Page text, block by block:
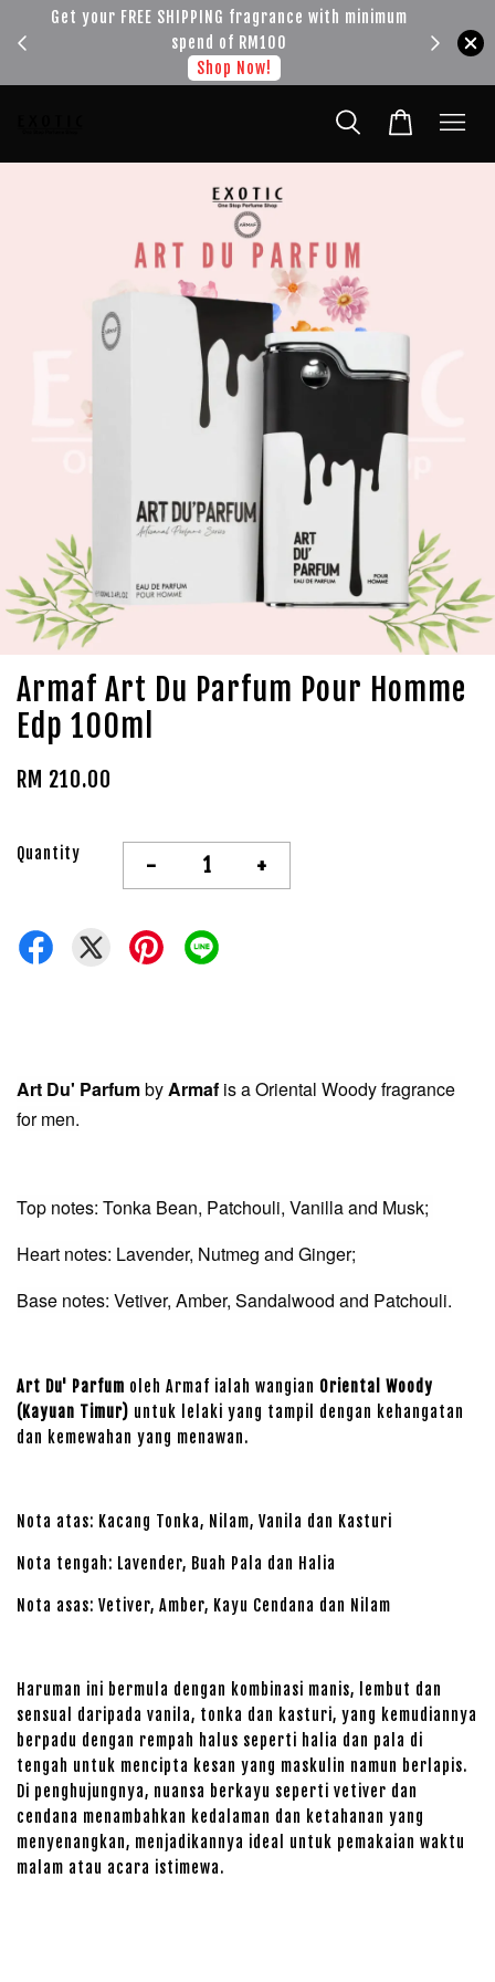
Get your FREE SHIPPING fragrance with minimum
spend of RM100
Shop Now!
Armaf Art Du Parfum Pour Homme
Edp 100ml
RM 210.00
Quantity - +
Art Du' ParfumbyArmaf is a Oriental Woody fragrance
for men.
Top notes: Tonka Bean, Patchouli, Vanilla and Musk;
Heart notes: Lavender, Nutmeg and Ginger;
Base notes: Vetiver, Amber, Sandalwood and Patchouli.
Art Du' Parfum oleh Armaf ialah wangian Oriental Woody
(Kayuan Timur) untuk lelaki yang tampil dengan kehangatan
dan kemewahan yang menawan.
Nota atas: Kacang Tonka, Nilam, Vanila dan Kasturi
Nota tengah: Lavender, Buah Pala dan Halia
Nota asas: Vetiver, Amber, Kayu Cendana dan Nilam
Haruman ini bermula dengan kombinasi manis, lembut dan
sensual daripada vanila, tonka dan kasturi, yang kemudiannya
berpadu dengan rempah halus seperti halia dan pala di
tengah untuk mencipta kesan yang maskulin namun berlapis.
Di penghujungnya, nuansa berkayu seperti vetiver dan
cendana menambahkan kedalaman dan ketahanan yang
menyenangkan, menjadikannya ideal untuk pemakaian waktu
malam atau acara istimewa.